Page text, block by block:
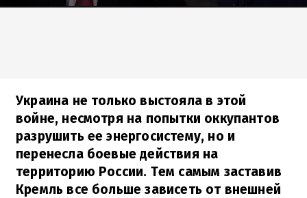
Украина не только выстояла в этой
войне, несмотря на попытки оккупантов
разрушить ее энергосистему, но и
перенесла боевые действия на
территорию России. Тем самым заставив
Кремль все больше зависеть от внешней